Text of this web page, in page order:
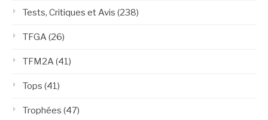
Tests, Critiques et Avis (238)
TFGA(26)
TFM2A(41)
Tops (41)
Trophées (47)